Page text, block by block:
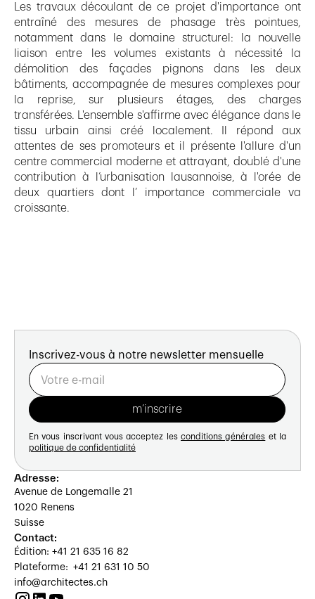
Les travaux découlant de ce projet d'importance ont
entraîné des mesures de phasage très pointues,
notamment dans le domaine structurel: la nouvelle
liaison entre les volumes existants à nécessité la
démolition des façades pignons dans les deux
bâtiments, accompagnée de mesures complexes pour
la reprise, sur plusieurs étages, des charges
transférées. L'ensemble s'affirme avec élégance dans le
tissu urbain ainsi créé localement. Il répond aux
attentes de ses promoteurs et il présente l'allure d'un
centre commercial moderne et attrayant, doublé d'une
contribution à l’urbanisation lausannoise, à l'orée de
deux quartiers dont l’ importance commerciale va
croissante.
Inscrivez-vous à notre newsletter mensuelle
En vous inscrivant vous acceptez les conditions générales et la
politique de confidentialité
Adresse:
Avenue de Longemalle 21
1020 Renens
Suisse
Contact:
Édition: +41 21 635 16 82
Plateforme: +41 21 631 10 50
info@architectes.ch